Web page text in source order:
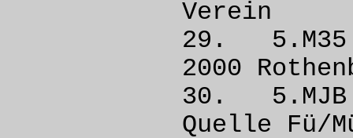
29.
2000
30.
Quelle